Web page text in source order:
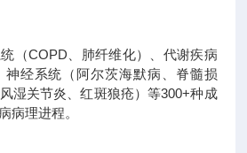
（COPD、肺纤维化）、代谢疾病
神经系统（阿尔茨海默病、脊髓损
湿关节炎、红斑狼疮）等300+种成
病理进程。